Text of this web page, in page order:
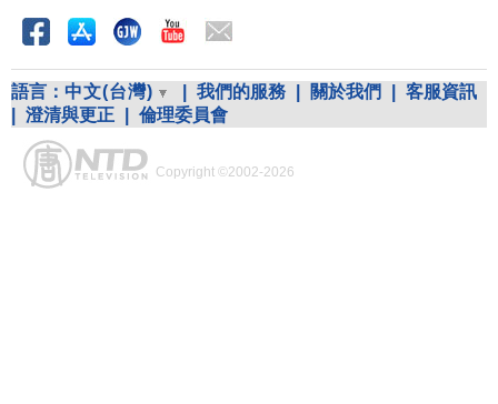
語言： 中文(台灣) 我們的服務 關於我們
客服資訊
澄清與更正 倫理委員會
Copyright ©2002-2026